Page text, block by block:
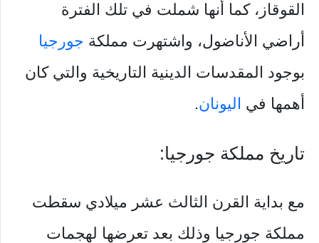
القوقاز، كما أنها شملت في تلك الفترة
أراضي الأناضول، واشتهرت مملكة جورجيا
بوجود المقدسات الدينية التاريخية والتي كان
أهمها في اليونان.
تاريخ مملكة جورجيا:
مع بداية القرن الثالث عشر ميلادي سقطت
مملكة جورجيا وذلك بعد تعرضها لهجمات